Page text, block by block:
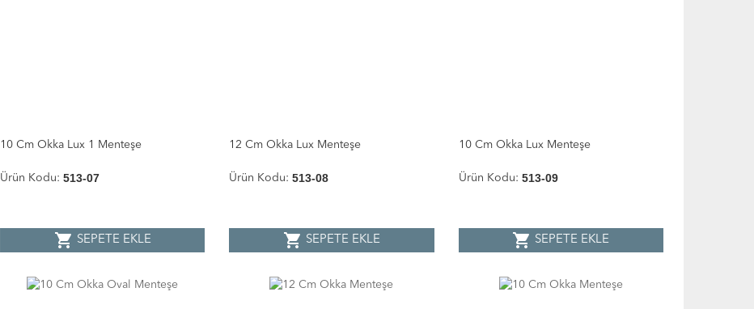
10 Cm Okka Lux 1 Menteşe
Ürün Kodu: 513-07
shopping_cart SEPETE EKLE
12 Cm Okka Lux Menteşe
Ürün Kodu:513-08
shopping_cart SEPETE EKLE
10 Cm Okka Lux Menteşe
Ürün Kodu: 513-09
shopping_cart SEPETE EKLE